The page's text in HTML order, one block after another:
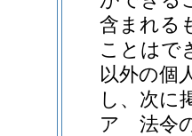
含まれる
ことはで
以外の個
し、次に
ア
法令